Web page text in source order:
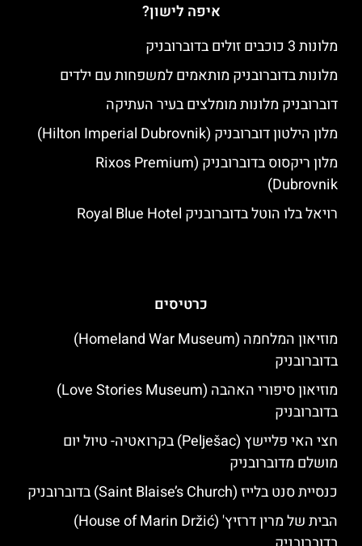
איפה לישון?
מלונות 3 כוכבים זולים בדוברובניק
מלונות בדוברובניק מותאמים למשפחות עם ילדים
דוברובניק מלונות מומלצים בעיר העתיקה
מלון הילטון דוברובניק (Hilton Imperial Dubrovnik)
מלון ריקסוס בדוברובניק (Rixos Premium
Dubrovnik)
רויאל בלו הוטל בדוברובניק Royal Blue Hotel
כרטיסים
מוזיאון המלחמה (Homeland War Museum)
בדוברובניק
מוזיאון סיפורי האהבה (Love Stories Museum)
בדוברובניק
חצי האי פליישץ (Pelješac) בקרואטיה- טיול יום
מושלם מדוברובניק
כנסיית סנט בלייז (Saint Blaise’s Church) בדוברובניק
הבית של מרין דרזיץ' (House of Marin Držić)